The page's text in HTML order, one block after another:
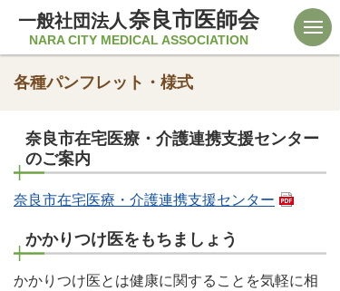
一般社団法人 奈良市医師会
NARA CITY MEDICAL ASSOCIATION
各種パンフレット・様式
奈良市在宅医療・介護連携支援センター
のご案内
奈良市在宅医療・介護連携支援センター
かかりつけ医をもちましょう
かかりつけ医とは健康に関することを気軽に相